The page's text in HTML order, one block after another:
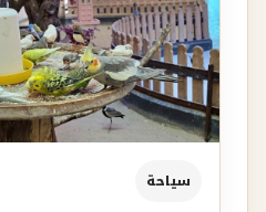
سياحة